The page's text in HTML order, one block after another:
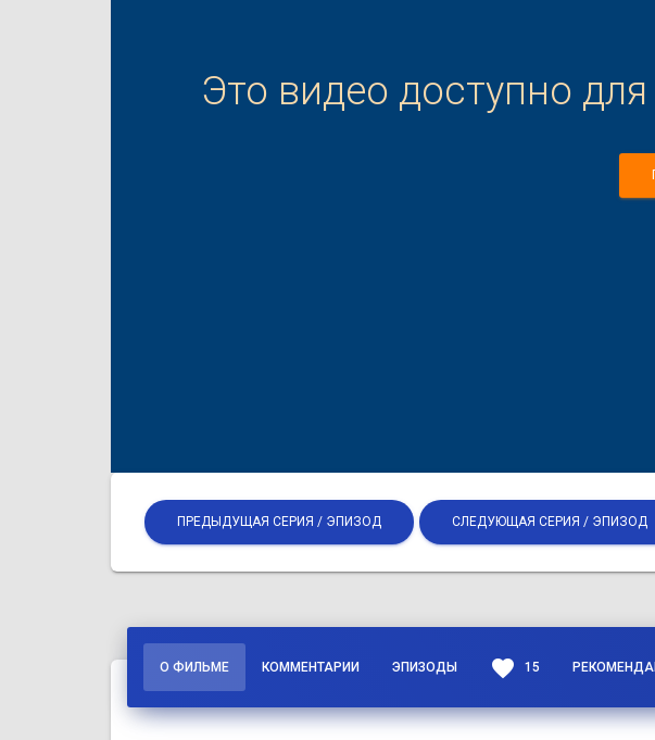
Это видео доступно
ПРЕДЫДУЩАЯ СЕРИЯ / ЭПИЗОД СЛЕДУЮЩАЯ СЕРИЯ / ЭПИЗОД
О ФИЛЬМЕ КОММЕНТАРИИ ЭПИЗОДЫ favorite 15